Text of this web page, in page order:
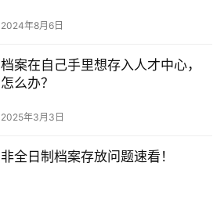
2024年8月6日
档案在自己手里想存入人才中心，
怎么办？
2025年3月3日
非全日制档案存放问题速看！